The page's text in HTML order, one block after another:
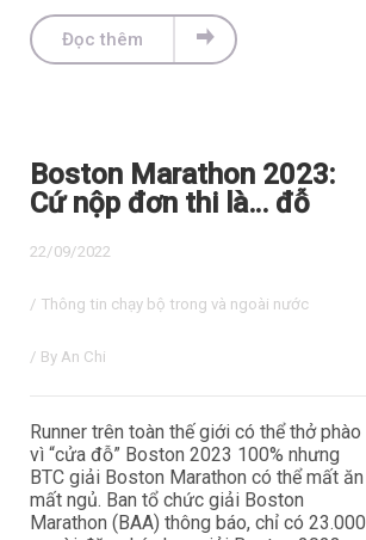
Đọc thêm
Boston Marathon 2023:
Cứ nộp đơn thi là… đỗ
22/09/2022
/ Thông tin chạy bộ trong và ngoài nước
/ By An Chi
Runner trên toàn thế giới có thể thở phào
vì “cửa đỗ” Boston 2023 100% nhưng
BTC giải Boston Marathon có thể mất ăn
mất ngủ. Ban tổ chức giải Boston
Marathon (BAA) thông báo, chỉ có 23.000